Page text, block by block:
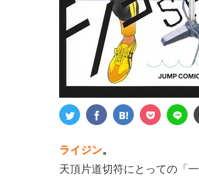
ライジン。
天頂片道切符にとっての「